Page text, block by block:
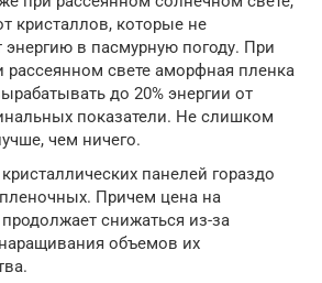
кристаллов, которые не
энергию в пасмурную погоду. При
рассеянном свете аморфная пленка
до 20% энергии от
показатели. Не слишком
чем ничего.
панелей гораздо
Причем цена на
снижаться из-за
объемов их